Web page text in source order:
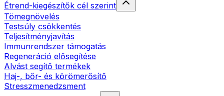
Étrend-kiegészítők cél szerint
Tömegnövelés
Testsúly csökkentés
Teljesítményjavítás
Immunrendszer támogatás
Regeneráció elősegítése
Alvást segítő termékek
Haj-, bőr- és körömerősítő
Stresszmenedzsment